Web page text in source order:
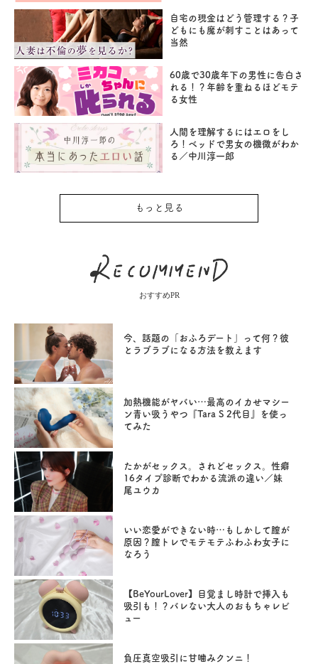
自宅の現金はどう管理する？子
どもにも魔が刺すことはあって
当然
60歳で30歳年下の男性に告白さ
れる！？年齢を重ねるほどモテ
る女性
人間を理解するにはエロをし
ろ！ベッドで男女の機微がわか
る／中川淳一郎
もっと見る
おすすめPR
今、話題の「おふろデート」って何？彼
とラブラブになる方法を教えます
加熱機能がヤバい…最高のイカせマシー
ン青い吸うやつ『Tara S 2代目』を使っ
てみた
たかがセックス。されどセックス。性癖
16タイプ診断でわかる流派の違い／妹
尾ユウカ
いい恋愛ができない時…もしかして膣が
原因？膣トレでモテモテふわふわ女子に
なろう
【BeYourLover】目覚まし時計で挿入も
吸引も！？バレない大人のおもちゃレビ
ュー
負圧真空吸引に甘噛みクンニ！